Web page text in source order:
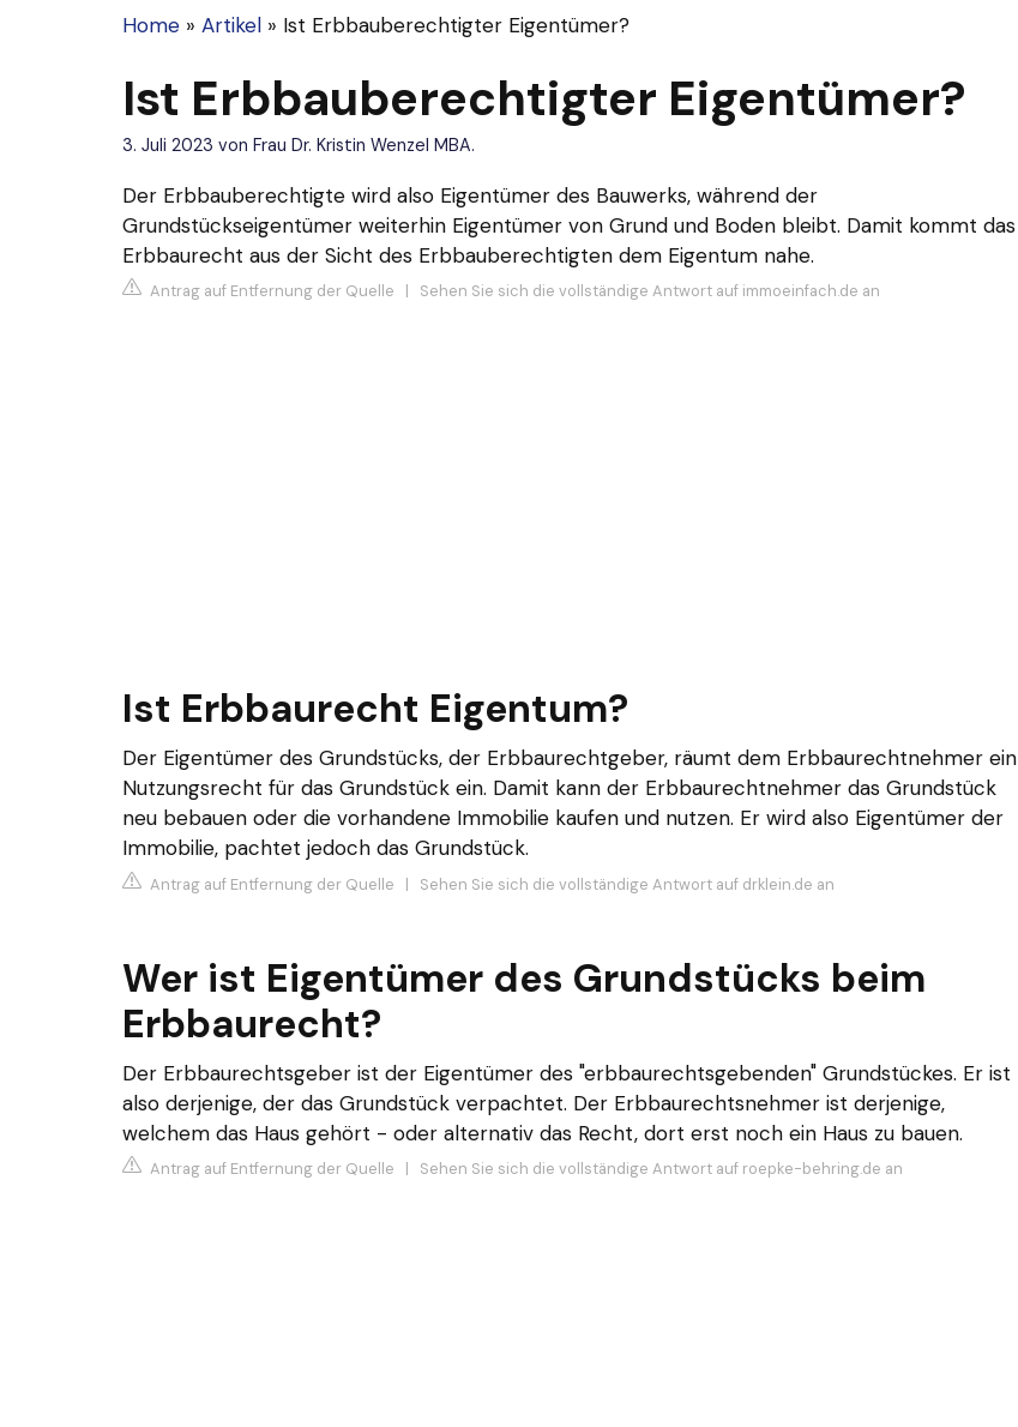
Home » Artikel » Ist Erbbauberechtigter Eigentümer?
Ist Erbbauberechtigter Eigentümer?
3. Juli 2023 von Frau Dr. Kristin Wenzel MBA.
Der Erbbauberechtigte wird also Eigentümer des Bauwerks, während der
Grundstückseigentümer weiterhin Eigentümer von Grund und Boden bleibt. Damit kommt das
Erbbaurecht aus der Sicht des Erbbauberechtigten dem Eigentum nahe.
Antrag auf Entfernung der Quelle | Sehen Sie sich die vollständige Antwort auf immoeinfach.de an
Ist Erbbaurecht Eigentum?
Der Eigentümer des Grundstücks, der Erbbaurechtgeber, räumt dem Erbbaurechtnehmer ein
Nutzungsrecht für das Grundstück ein. Damit kann der Erbbaurechtnehmer das Grundstück
neu bebauen oder die vorhandene Immobilie kaufen und nutzen. Er wird also Eigentümer der
Immobilie, pachtet jedoch das Grundstück.
Antrag auf Entfernung der Quelle | Sehen Sie sich die vollständige Antwort auf drklein.de an
Wer ist Eigentümer des Grundstücks beim
Erbbaurecht?
Der Erbbaurechtsgeber ist der Eigentümer des "erbbaurechtsgebenden" Grundstückes. Er ist
also derjenige, der das Grundstück verpachtet. Der Erbbaurechtsnehmer ist derjenige,
welchem das Haus gehört - oder alternativ das Recht, dort erst noch ein Haus zu bauen.
Antrag auf Entfernung der Quelle | Sehen Sie sich die vollständige Antwort auf roepke-behring.de an